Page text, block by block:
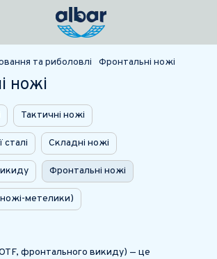
та риболовлі Фронтальні ножі
ножі
Тактичні ножі
Складні ножі
Фронтальні ножі
метелики)
фронтального викиду) — це